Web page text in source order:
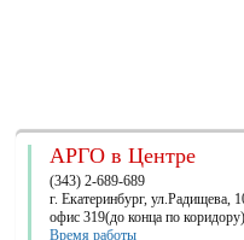
АРГО в Центре
(343) 2-689-689
г. Екатеринбург, ул.Радищева,
офис 319(до конца по коридору)
Время работы